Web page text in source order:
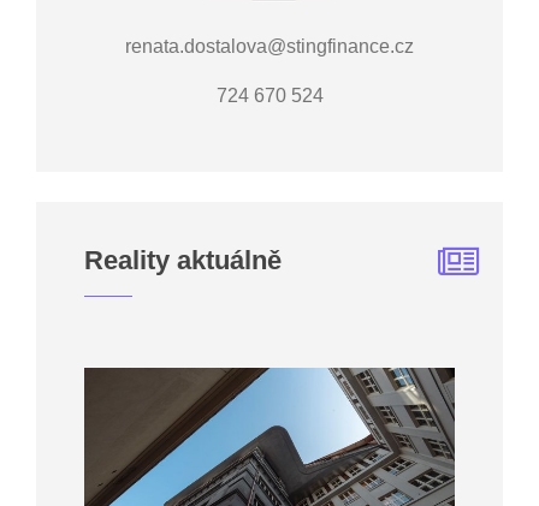
renata.dostalova@stingfinance.cz
724 670 524
Reality aktuálně